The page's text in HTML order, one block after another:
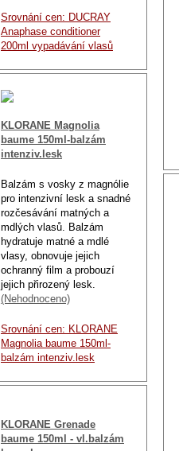
Srovnání cen: DUCRAY
Anaphase conditioner
200ml vypadávání vlasů
KLORANE Magnolia
baume 150ml-balzám
intenziv.lesk
Balzám s vosky z magnólie
pro intenzivní lesk a snadné
rozčesávání matných a
mdlých vlasů. Balzám
hydratuje matné a mdlé
vlasy, obnovuje jejich
ochranný film a probouzí
jejich přirozený lesk.
(Nehodnoceno)
Srovnání cen: KLORANE
Magnolia baume 150ml-
balzám intenziv.lesk
KLORANE Grenade
baume 150ml - vl.balzám